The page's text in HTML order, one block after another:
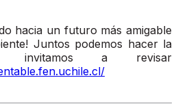
hacia un futuro más amigable
Juntos podemos hacer la
invitamos a revisar